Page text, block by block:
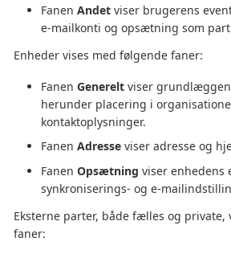
Fanen Andet viser brugerens
e-mailkonti og opsætning som part
Enheder vises med følgende faner:
Fanen Generelt viser
herunder placering i
kontaktoplysninger.
Fanen Adresse viser adresse og
Fanen Opsætning viser enhedens
synkroniserings- og e-
Eksterne parter, både fælles og private,
faner: